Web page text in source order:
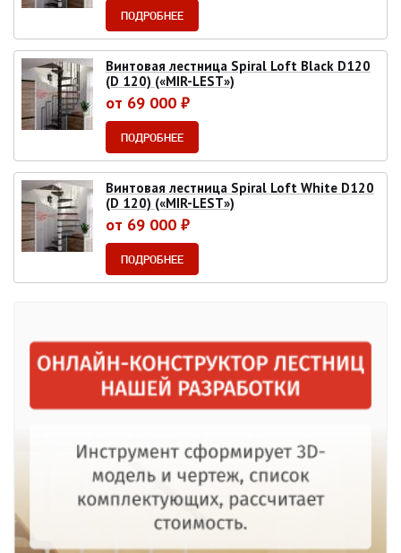
ПОДРОБНЕЕ
Винтовая лестница Spiral Loft Black D120
(D 120) («MIR-LEST»)
от 69 000 ₽
ПОДРОБНЕЕ
Винтовая лестница Spiral Loft White D120
(D 120) («MIR-LEST»)
от 69 000 ₽
ПОДРОБНЕЕ